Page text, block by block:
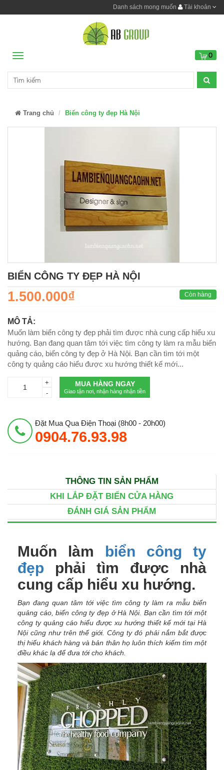
Danh sách mong muốn Tài khoản
Menu 0
Trang chủ Biển công ty đẹp Hà Nội
BIỂN CÔNG TY ĐẸP HÀ NỘI
1.500.000₫ Còn hàng
MÔ TẢ:
Muốn làm biển công ty đẹp phải tìm được nhà cung cấp hiểu xu
hướng. Bạn đang quan tâm tới việc tìm công ty làm ra mẫu biển
quảng cáo, biển công ty đẹp ở Hà Nội. Bạn cần tìm tới một
công ty quảng cáo hiểu được xu hướng thiết kế mới...
+
-
MUA HÀNG NGAY
Giao tận nơi, nhận hàng nhận tiền
Đặt Mua Qua Điện Thoại (8h00 - 20h00)
0904.76.93.98
THÔNG TIN SẢN PHẨM
KHI LẮP ĐẶT BIỂN CỬA HÀNG
ĐÁNH GIÁ SẢN PHẨM
Muốn làm biển công ty
đẹp phải tìm được nhà
cung cấp hiểu xu hướng.
Bạn đang quan tâm tới việc tìm công ty làm ra mẫu biển
quảng cáo, biển công ty đẹp ở Hà Nội. Bạn cần tìm tới một
công ty quảng cáo hiểu được xu hướng thiết kế mới tại Hà
Nội cũng như trên thế giới. Công ty đó phải nắm bắt được
thị hiếu khách hàng và bản thân họ luôn thích kiếm tìm một
điều khác lạ để đưa tới cho khách.